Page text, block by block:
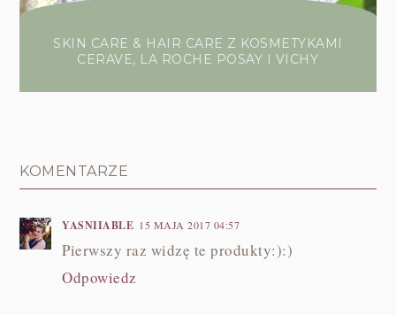
SKIN CARE & HAIR CARE Z KOSMETYKAMI
CERAVE, LA ROCHE POSAY I VICHY
KOMENTARZE
YASNIIABLE 15 MAJA 2017 04:57
Pierwszy raz widzę te produkty:):)
Odpowiedz